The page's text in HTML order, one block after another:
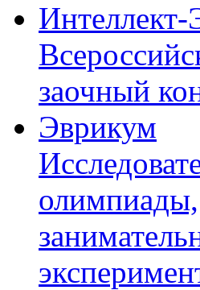
Интеллект-
заочный
Эврикум
олимпиады,